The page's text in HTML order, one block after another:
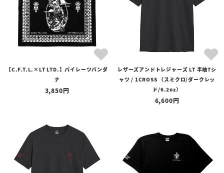
ネイビーブルー ターコイズ バーガンディ
包物も、天然石ならではの魅力としてお楽しみいただければ幸いで
す。
※天然石の細かな色味の指定や事前の確認はできかねます。
【C.F.T.L.×LT LTD.】パイレーツバンダ
ナ
3,850
レザーズアンドトレジャーズ LT 半袖Tシ
ャツ / 1CROSS （スミクロ/ダークレッ
ド/6.2oz）
6,600